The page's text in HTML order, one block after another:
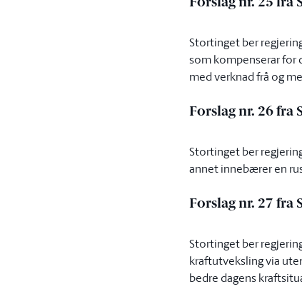
Forslag nr. 25 fra
Stortinget ber
som kompenserar for
med verknad frå og
Forslag nr. 26 fra
Stortinget ber
annet innebærer en
Forslag nr. 27 fra
Stortinget ber
kraftutveksling via
bedre dagens